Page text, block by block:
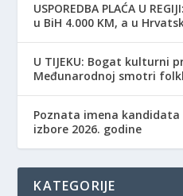
USPOREDBA PLAĆA U
u BiH 4.000 KM, a u
​U TIJEKU: Bogat kulturni
Međunarodnoj smotri
Poznata imena kandidata
izbore 2026. godine
KATEGORIJE